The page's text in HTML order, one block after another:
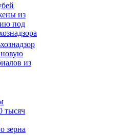
из
под
новую
из
тысяч
зерна